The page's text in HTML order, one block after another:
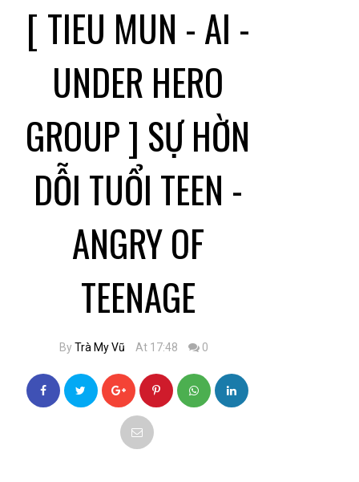
[ TIEU MUN - AI -
UNDER HERO
GROUP ] SỰ HỜN
DỖI TUỔI TEEN -
ANGRY OF
TEENAGE
ByTrà My Vũ At 17:48 0